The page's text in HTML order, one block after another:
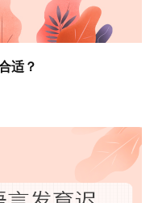
适？